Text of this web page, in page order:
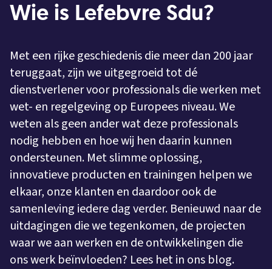
Wie is Lefebvre Sdu?
Met een rijke geschiedenis die meer dan 200 jaar
teruggaat, zijn we uitgegroeid tot dé
dienstverlener voor professionals die werken met
wet- en regelgeving op Europees niveau. We
weten als geen ander wat deze professionals
nodig hebben en hoe wij hen daarin kunnen
ondersteunen. Met slimme oplossing,
innovatieve producten en trainingen helpen we
elkaar, onze klanten en daardoor ook de
samenleving iedere dag verder. Benieuwd naar de
uitdagingen die we tegenkomen, de projecten
waar we aan werken en de ontwikkelingen die
ons werk beïnvloeden? Lees het in ons blog.